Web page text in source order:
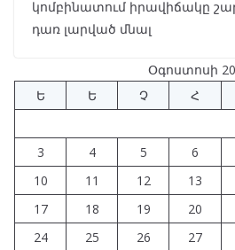
կոմբինատում իրավիճակը
դառ լարված մնալ
Օգոստոսի
Ե
Ե Չ Հ
3
4 5 6
10
11 12 13
17
18 19 20
24
25 26 27